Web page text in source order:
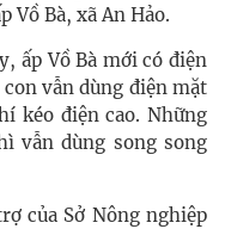
Vồ Bà, xã An Hảo.
ấp Vồ Bà mới có điện
vẫn dùng điện mặt
kéo điện cao. Những
vẫn dùng song song
của Sở Nông nghiệp